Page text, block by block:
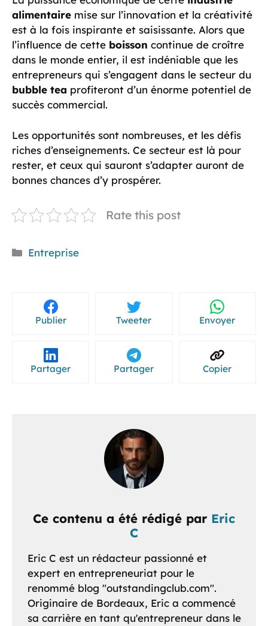
alimentaire mise sur l’innovation et la créativité
est à la fois inspirante et saisissante. Alors que
l’influence de cette boisson continue de croître
dans le monde entier, il est indéniable que les
entrepreneurs qui s’engagent dans le secteur du
bubble tea profiteront d’un énorme potentiel de
succès commercial.
Les opportunités sont nombreuses, et les défis
riches d’enseignements. Ce secteur est là pour
rester, et ceux qui sauront s’adapter auront de
bonnes chances d’y prospérer.
Rate this post
Catégories
Entreprise
Publier Tweeter Envoyer
Partager Partager Copier
Ce contenu a été rédigé par Eric
C
Eric C est un rédacteur passionné et
expert en entrepreneuriat pour le
renommé blog "outstandingclub.com".
Originaire de Bordeaux, Eric a commencé
sa carrière en tant qu'entrepreneur dans le